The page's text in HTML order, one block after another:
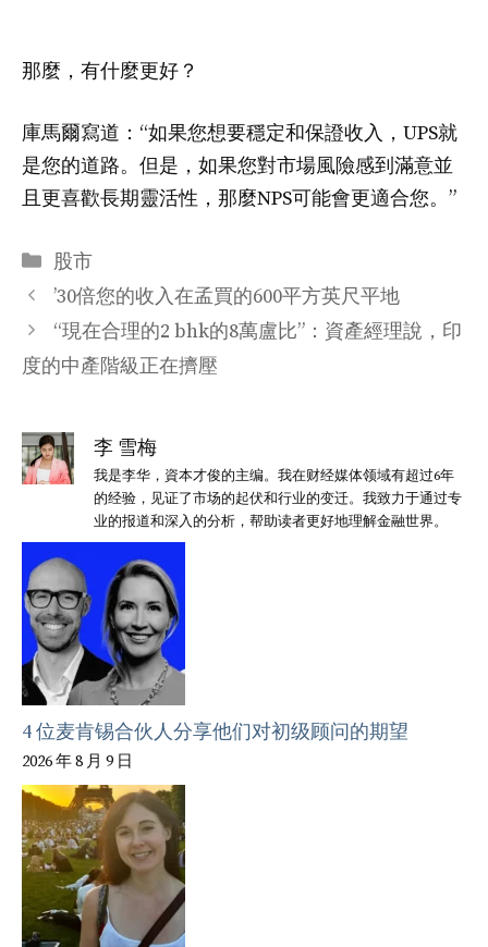
那麼，有什麼更好？
庫馬爾寫道：“如果您想要穩定和保證收入，UPS就
是您的道路。但是，如果您對市場風險感到滿意並
且更喜歡長期靈活性，那麼NPS可能會更適合您。”
分
类
股市
’30倍您的收入在孟買的600平方英尺平地
“現在合理的2 bhk的8萬盧比”：資產經理說，印
度的中產階級正在擠壓
李 雪梅
我是李华，資本才俊的主编。我在财经媒体领域有超过6年
的经验，见证了市场的起伏和行业的变迁。我致力于通过专
业的报道和深入的分析，帮助读者更好地理解金融世界。
4 位麦肯锡合伙人分享他们对初级顾问的期望
2026 年 8 月 9 日